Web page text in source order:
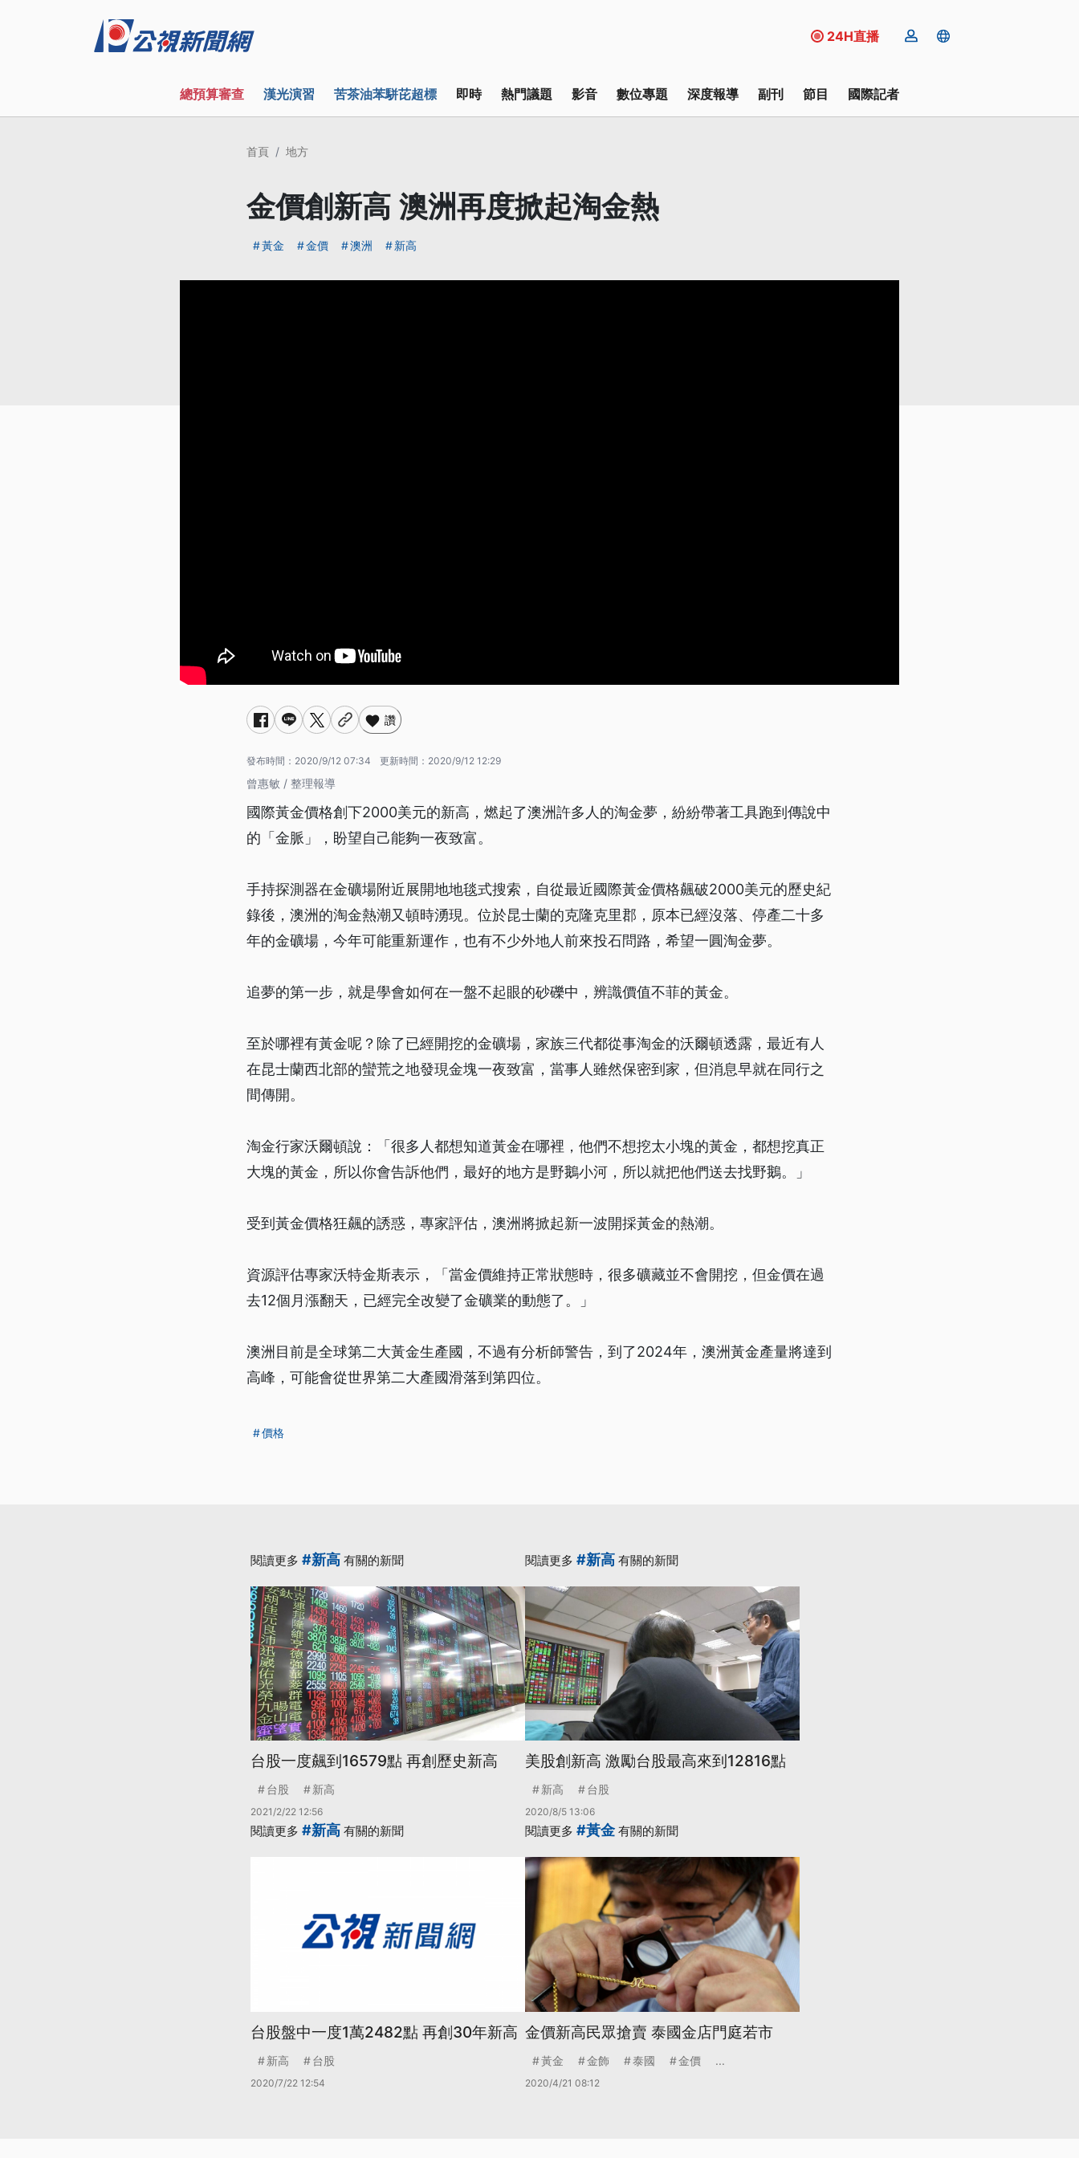
24H直播
總預算審查 漢光演習 苦茶油苯駢芘超標 即時 熱門議題 影音 數位專題 深度報導 副刊 節目 國際記者
首頁 地方
金價創新高 澳洲再度掀起淘金熱
黃金 金價 澳洲 新高
讚
發布時間： 2020/9/12 07:34 更新時間： 2020/9/12 12:29
曾惠敏 / 整理報導
國際黃金價格創下2000美元的新高，燃起了澳洲許多人的淘金夢，紛紛帶著工具跑到傳說中
的「金脈」，盼望自己能夠一夜致富。
手持探測器在金礦場附近展開地地毯式搜索，自從最近國際黃金價格飆破2000美元的歷史紀
錄後，澳洲的淘金熱潮又頓時湧現。位於昆士蘭的克隆克里郡，原本已經沒落、停產二十多
年的金礦場，今年可能重新運作，也有不少外地人前來投石問路，希望一圓淘金夢。
追夢的第一步，就是學會如何在一盤不起眼的砂礫中，辨識價值不菲的黃金。
至於哪裡有黃金呢？除了已經開挖的金礦場，家族三代都從事淘金的沃爾頓透露，最近有人
在昆士蘭西北部的蠻荒之地發現金塊一夜致富，當事人雖然保密到家，但消息早就在同行之
間傳開。
淘金行家沃爾頓說：「很多人都想知道黃金在哪裡，他們不想挖太小塊的黃金，都想挖真正
大塊的黃金，所以你會告訴他們，最好的地方是野鵝小河，所以就把他們送去找野鵝。」
受到黃金價格狂飆的誘惑，專家評估，澳洲將掀起新一波開採黃金的熱潮。
資源評估專家沃特金斯表示，「當金價維持正常狀態時，很多礦藏並不會開挖，但金價在過
去12個月漲翻天，已經完全改變了金礦業的動態了。」
澳洲目前是全球第二大黃金生產國，不過有分析師警告，到了2024年，澳洲黃金產量將達到
高峰，可能會從世界第二大產國滑落到第四位。
價格
閱讀更多 #新高 有關的新聞
台股一度飆到16579點 再創歷史新高
台股 新高
2021/2/22 12:56
閱讀更多 #新高 有關的新聞
美股創新高 激勵台股最高來到12816點
新高 台股
2020/8/5 13:06
閱讀更多 #新高 有關的新聞
台股盤中一度1萬2482點 再創30年新高
新高 台股
2020/7/22 12:54
閱讀更多 #黃金有關的新聞
金價新高民眾搶賣 泰國金店門庭若市
黃金 金飾 泰國 金價 ...
2020/4/21 08:12